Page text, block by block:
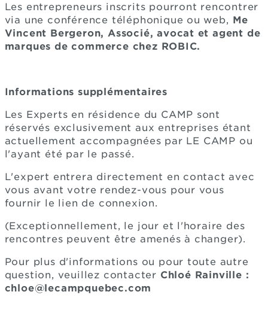
Les entrepreneurs inscrits pourront rencontrer
via une conférence téléphonique ou web, Me
Vincent Bergeron, Associé, avocat et agent de
marques de commerce chez ROBIC.
Informations supplémentaires
Les Experts en résidence du CAMP sont
réservés exclusivement aux entreprises étant
actuellement accompagnées par LE CAMP ou
l'ayant été par le passé.
L'expert entrera directement en contact avec
vous avant votre rendez-vous pour vous
fournir le lien de connexion.
(Exceptionnellement, le jour et l'horaire des
rencontres peuvent être amenés à changer).
Pour plus d'informations ou pour toute autre
question, veuillez contacter Chloé Rainville :
chloe@lecampquebec.com